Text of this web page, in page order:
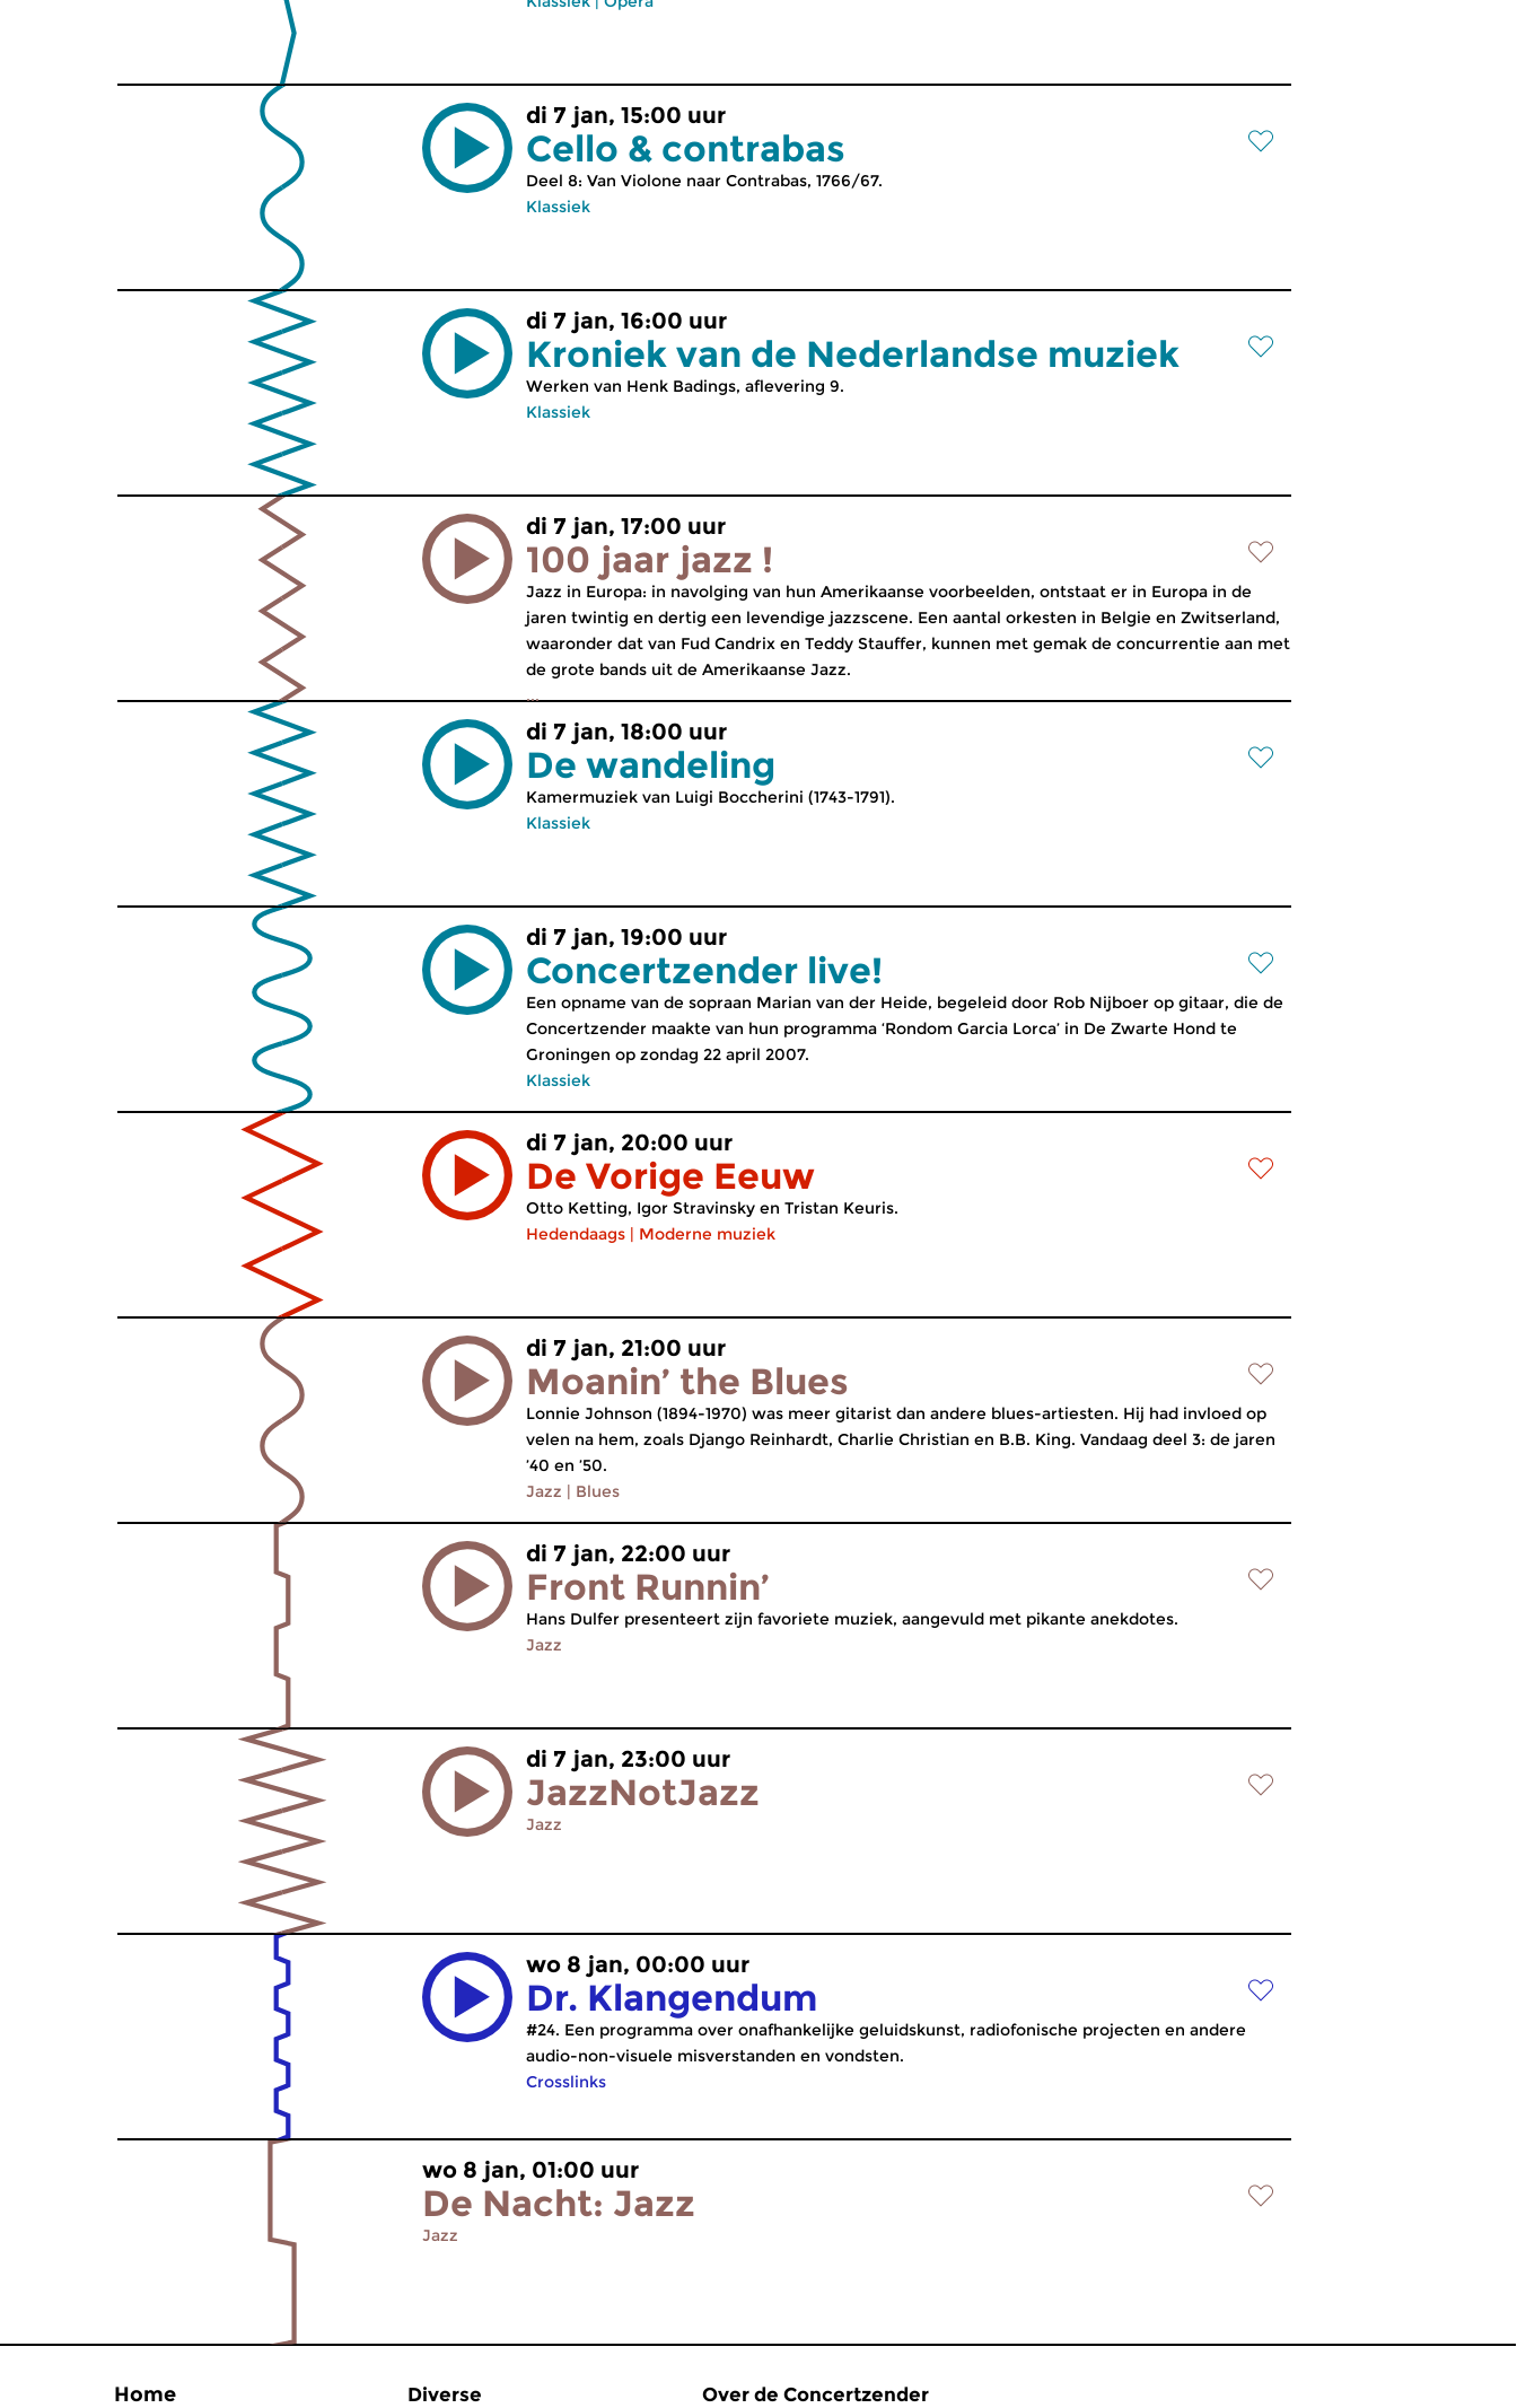
di 7 jan, 15:00 uur
Cello & contrabas
Deel 8: Van Violone naar Contrabas, 1766/67.
Klassiek
di 7 jan, 16:00 uur
Kroniek van de Nederlandse muziek
Werken van Henk Badings, aflevering 9.
Klassiek
di 7 jan, 17:00 uur
100 jaar jazz !
Jazz in Europa: in navolging van hun Amerikaanse voorbeelden, ontstaat er in Europa in de
jaren twintig en dertig een levendige jazzscene. Een aantal orkesten in Belgie en Zwitserland,
waaronder dat van Fud Candrix en Teddy Stauffer, kunnen met gemak de concurrentie aan met
de grote bands uit de Amerikaanse Jazz.
...
di 7 jan, 18:00 uur
De wandeling
Kamermuziek van Luigi Boccherini (1743-1791).
Klassiek
di 7 jan, 19:00 uur
Concertzender live!
Een opname van de sopraan Marian van der Heide, begeleid door Rob Nijboer op gitaar, die de
Concertzender maakte van hun programma ‘Rondom Garcia Lorca’ in De Zwarte Hond te
Groningen op zondag 22 april 2007.
Klassiek
di 7 jan, 20:00 uur
De Vorige Eeuw
Otto Ketting, Igor Stravinsky en Tristan Keuris.
Hedendaags | Moderne muziek
di 7 jan, 21:00 uur
Moanin’ the Blues
Lonnie Johnson (1894-1970) was meer gitarist dan andere blues-artiesten. Hij had invloed op
velen na hem, zoals Django Reinhardt, Charlie Christian en B.B. King. Vandaag deel 3: de jaren
’40 en ’50.
Jazz | Blues
di 7 jan, 22:00 uur
Front Runnin’
Hans Dulfer presenteert zijn favoriete muziek, aangevuld met pikante anekdotes.
Jazz
di 7 jan, 23:00 uur
JazzNotJazz
Jazz
wo 8 jan, 00:00 uur
Dr. Klangendum
#24. Een programma over onafhankelijke geluidskunst, radiofonische projecten en andere
audio-non-visuele misverstanden en vondsten.
Crosslinks
wo 8 jan, 01:00 uur
De Nacht: Jazz
Jazz
Home Diverse Over de Concertzender